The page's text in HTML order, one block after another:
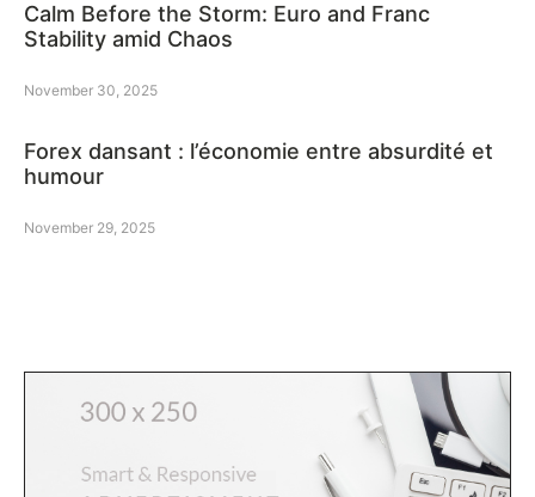
Calm Before the Storm: Euro and Franc
Stability amid Chaos
November 30, 2025
Forex dansant : l’économie entre absurdité et
humour
November 29, 2025